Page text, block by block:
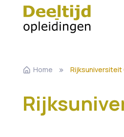
Home Rijksuniversiteit